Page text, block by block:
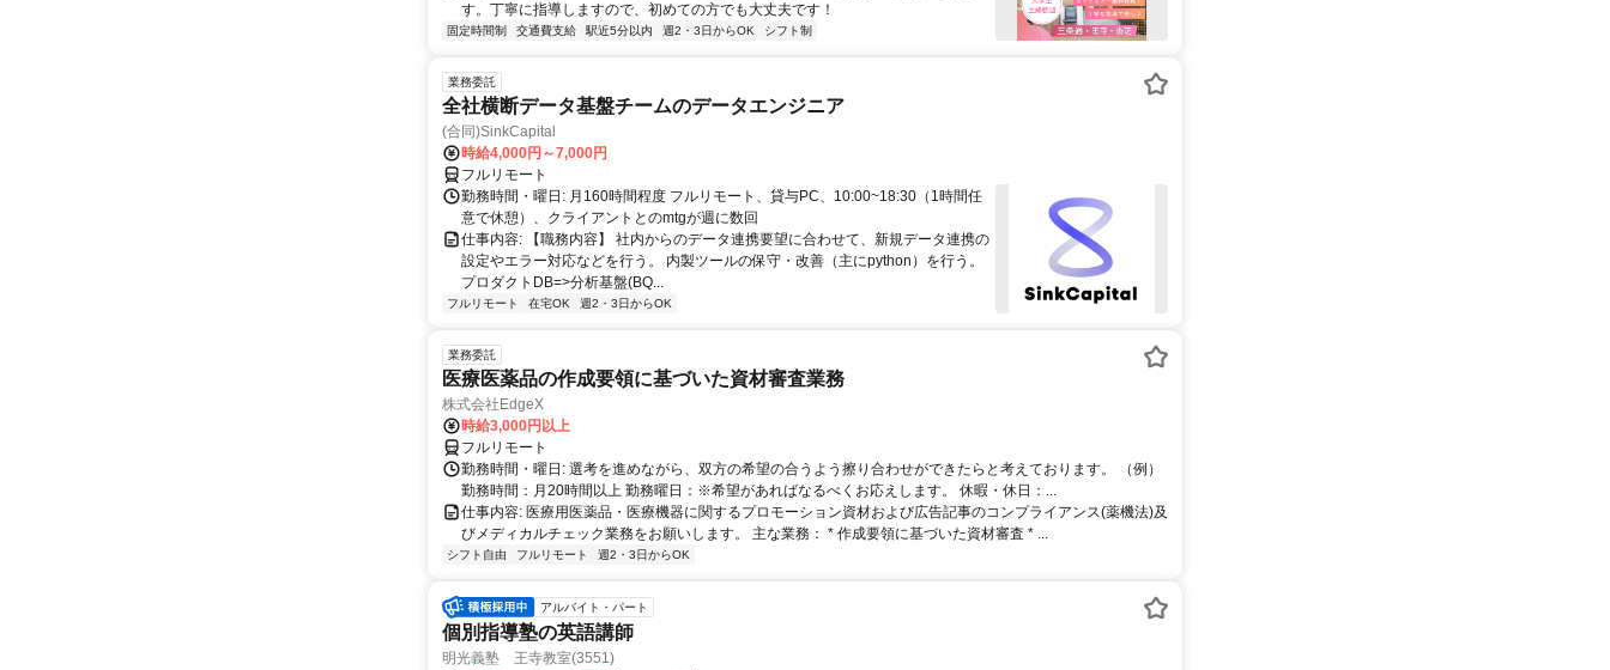
す。丁寧に指導しますので、初めての方でも大丈夫です！
固定時間制 交通費支給 駅近5分以内 週2・3日からOK シフト制
業務委託
全社横断データ基盤チームのデータエンジニア
(合同)SinkCapital
時給4,000円～7,000円
フルリモート
勤務時間・曜日: 月160時間程度 フルリモート、貸与PC、10:00~18:30（1時間任
意で休憩）、クライアントとのmtgが週に数回
仕事内容: 【職務内容】 社内からのデータ連携要望に合わせて、新規データ連携の
設定やエラー対応などを行う。 内製ツールの保守・改善（主にpython）を行う。
プロダクトDB=>分析基盤(BQ...
フルリモート 在宅OK 週2・3日からOK
業務委託
医療医薬品の作成要領に基づいた資材審査業務
株式会社EdgeX
時給3,000円以上
フルリモート
勤務時間・曜日: 選考を進めながら、双方の希望の合うよう擦り合わせができたらと考えております。 （例）
勤務時間：月20時間以上 勤務曜日：※希望があればなるべくお応えします。 休暇・休日：...
仕事内容: 医療用医薬品・医療機器に関するプロモーション資材および広告記事のコンプライアンス(薬機法)及
びメディカルチェック業務をお願いします。 主な業務： * 作成要領に基づいた資材審査 * ...
シフト自由 フルリモート 週2・3日からOK
アルバイト・パート
個別指導塾の英語講師
明光義塾 王寺教室(3551)